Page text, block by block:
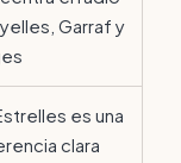
Garraf y
es una
clara